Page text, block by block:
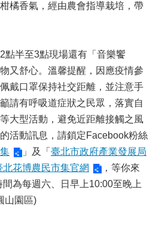
橘香氣，經由農會指導栽培，帶
半至3點現場還有「音樂饗
又舒心。溫馨提醒，因應疫情參
戴口罩保持社交距離，並注意手
請有呼吸道症狀之民眾，落實自
大型活動，避免近距離接觸之風
活動訊息，請鎖定Facebook粉絲
」及「 臺北市政府產業發展局
北花博農民市集官網
，等你來
為每週六、日早上10:00至晚上
山園區)